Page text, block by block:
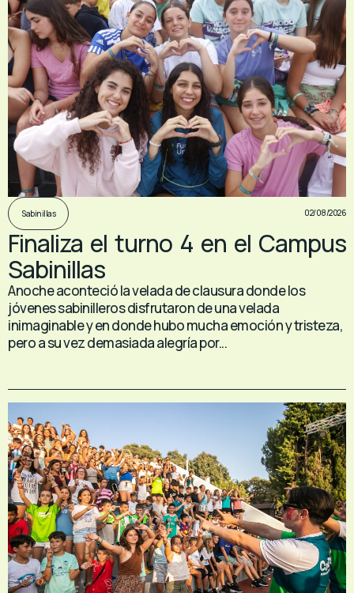
Sabinillas 02/08/2026
Finaliza el turno 4 en el Campus
Sabinillas
Anoche aconteció la velada de clausura donde los
jóvenes sabinilleros disfrutaron de una velada
inimaginable y en donde hubo mucha emoción y tristeza,
pero a su vez demasiada alegría por...